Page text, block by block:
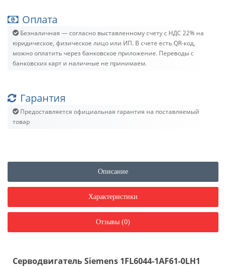
Оплата
Безналичная — согласно выставленному счету c НДС 22% на
юридическое, физическое лицо или ИП. В счете есть QR-код,
можно оплатить через банковское приложение. Переводы с
банковских карт и наличные не принимаем.
Гарантия
Предоставляется официальная гарантия на поставляемый
товар
Описание
Характеристики
Отзывы (0)
Серводвигатель Siemens 1FL6044-1AF61-0LH1